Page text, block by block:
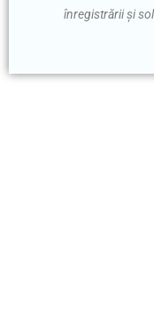
înregistrării și